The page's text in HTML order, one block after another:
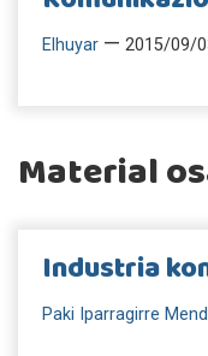
Elhuyar — 2015/09/
Material
Industria
Paki Iparragirre